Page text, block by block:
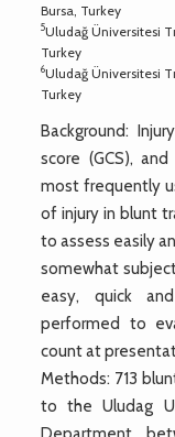
Bursa, Turkey
5Uludağ Üniversitesi
Turkey
6Uludağ Üniversitesi
Turkey
Background:
score (GCS),
most frequently
of injury in blunt
to assess easily
somewhat
easy, quick
performed to
count at
Methods: 713
to the Uludag